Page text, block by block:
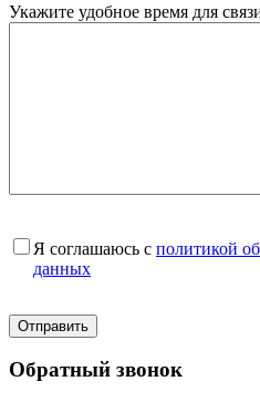
Укажите удобное время для
Я соглашаюсь с политикой
данных
Обратный звонок